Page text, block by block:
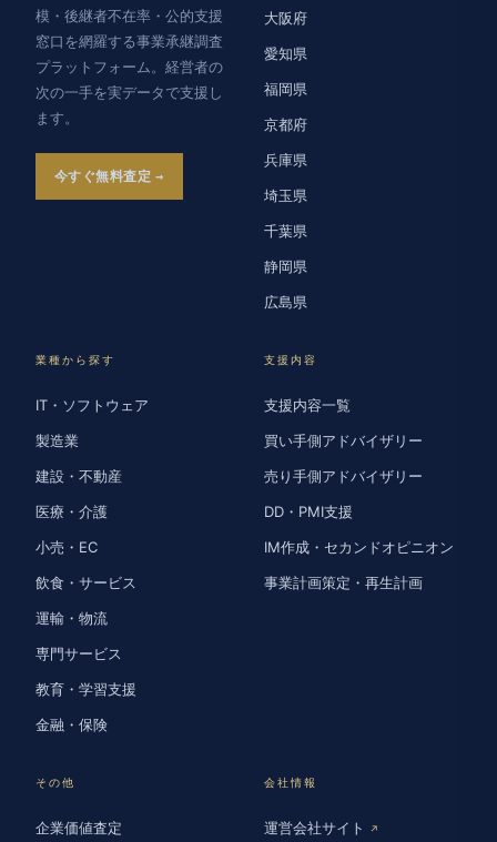
模・後継者不在率・公的支援
窓口を網羅する事業承継調査
プラットフォーム。経営者の
次の一手を実データで支援し
ます。
今すぐ無料査定
大阪府
愛知県
福岡県
京都府
兵庫県
埼玉県
千葉県
静岡県
広島県
業種から探す
IT・ソフトウェア
製造業
建設・不動産
医療・介護
小売・EC
飲食・サービス
運輸・物流
専門サービス
教育・学習支援
金融・保険
支援内容
支援内容一覧
買い手側アドバイザリー
売り手側アドバイザリー
DD・PMI支援
IM作成・セカンドオピニオン
事業計画策定・再生計画
その他
企業価値査定
会社情報
運営会社サイト ↗